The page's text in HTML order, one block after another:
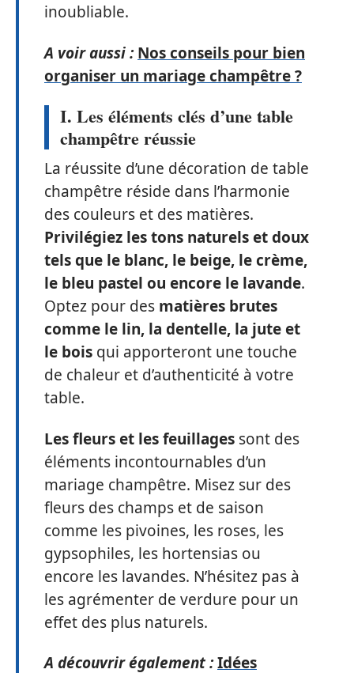
inoubliable.
A voir aussi : Nos conseils pour bien
organiser un mariage champêtre ?
I. Les éléments clés d’une table
champêtre réussie
La réussite d’une décoration de table
champêtre réside dans l’harmonie
des couleurs et des matières.
Privilégiez les tons naturels et doux
tels que le blanc, le beige, le crème,
le bleu pastel ou encore le lavande.
Optez pour des matières brutes
comme le lin, la dentelle, la jute et
le bois qui apporteront une touche
de chaleur et d’authenticité à votre
table.
Les fleurs et les feuillages sont des
éléments incontournables d’un
mariage champêtre. Misez sur des
fleurs des champs et de saison
comme les pivoines, les roses, les
gypsophiles, les hortensias ou
encore les lavandes. N’hésitez pas à
les agrémenter de verdure pour un
effet des plus naturels.
A découvrir également :Idées